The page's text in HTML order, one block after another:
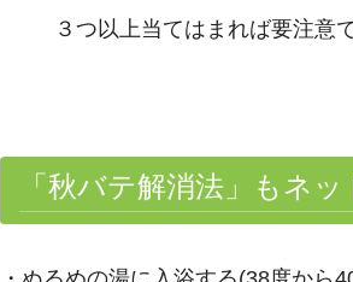
３つ以上当てはまれば要注
出
「秋バテ解消法」もネ